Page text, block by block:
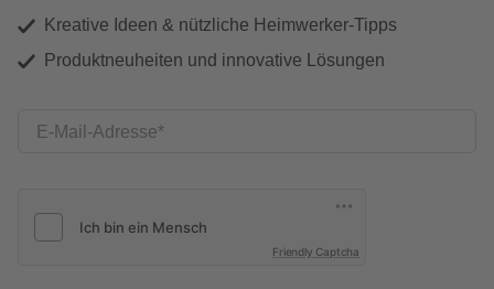
Kreative Ideen & nützliche Heimwerker-Tipps
Produktneuheiten und innovative Lösungen
E-Mail-Adresse
Friendly Captcha